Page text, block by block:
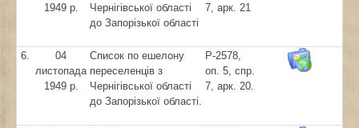
1949 р.
Чернігівської області
до Запорізької області
7, арк. 21
6.
04
листопада
1949 р.
Список по ешелону
переселенців з
Чернігівської області
до Запорізької області.
Р-2578,
оп. 5, спр.
7, арк. 20.